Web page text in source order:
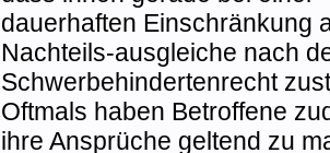
dauerhaften Einschränkung
Nachteils-ausgleiche nach
Schwerbehindertenrecht
Oftmals haben Betroffene
ihre Ansprüche geltend zu